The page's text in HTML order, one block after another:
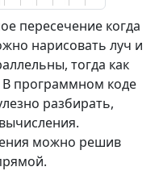
пересечение когда
нарисовать луч и
тогда как
В программном коде
разбирать,
можно решив